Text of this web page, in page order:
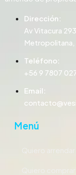
Dirección:
Av Vitacura
Metropolitana,
Teléfono:
+56 9 7807
Email:
Menú
Quiero arrendar
Quiero comprar